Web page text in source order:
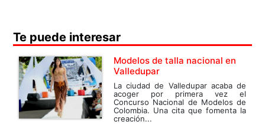
Te puede interesar
Modelos de talla nacional en
Valledupar
La ciudad de Valledupar acaba de
acoger por primera vez el
Concurso Nacional de Modelos de
Colombia. Una cita que fomenta la
creación...